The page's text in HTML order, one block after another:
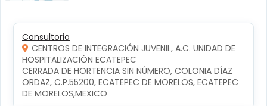
Consultorio
CENTROS DE INTEGRACIÓN JUVENIL, A.C. UNIDAD DE
HOSPITALIZACIÓN ECATEPEC
CERRADA DE HORTENCIA SIN NÚMERO, COLONIA DÍAZ
ORDAZ, C.P.55200, ECATEPEC DE MORELOS, ECATEPEC
DE MORELOS,MEXICO